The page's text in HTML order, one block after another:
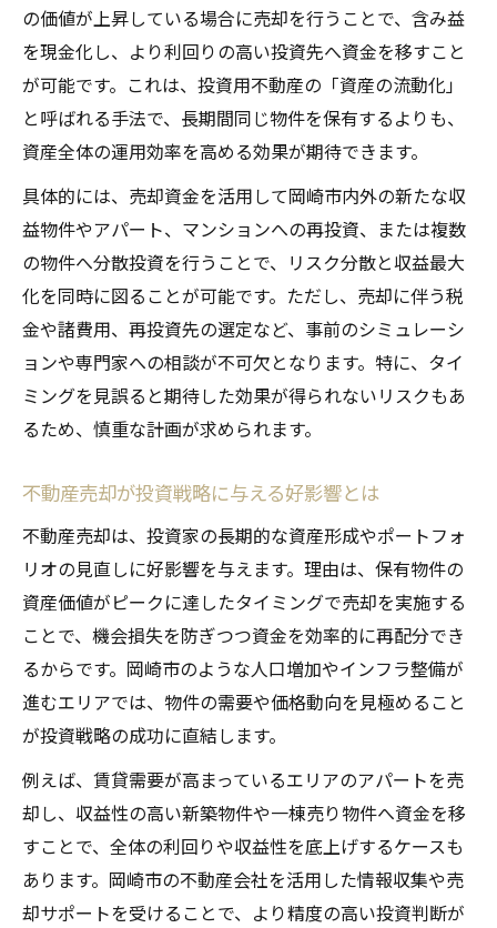
の価値が上昇している場合に売却を行うことで、含み益
を現金化し、より利回りの高い投資先へ資金を移すこと
が可能です。これは、投資用不動産の「資産の流動化」
と呼ばれる手法で、長期間同じ物件を保有するよりも、
資産全体の運用効率を高める効果が期待できます。
具体的には、売却資金を活用して岡崎市内外の新たな収
益物件やアパート、マンションへの再投資、または複数
の物件へ分散投資を行うことで、リスク分散と収益最大
化を同時に図ることが可能です。ただし、売却に伴う税
金や諸費用、再投資先の選定など、事前のシミュレーシ
ョンや専門家への相談が不可欠となります。特に、タイ
ミングを見誤ると期待した効果が得られないリスクもあ
るため、慎重な計画が求められます。
不動産売却が投資戦略に与える好影響とは
不動産売却は、投資家の長期的な資産形成やポートフォ
リオの見直しに好影響を与えます。理由は、保有物件の
資産価値がピークに達したタイミングで売却を実施する
ことで、機会損失を防ぎつつ資金を効率的に再配分でき
るからです。岡崎市のような人口増加やインフラ整備が
進むエリアでは、物件の需要や価格動向を見極めること
が投資戦略の成功に直結します。
例えば、賃貸需要が高まっているエリアのアパートを売
却し、収益性の高い新築物件や一棟売り物件へ資金を移
すことで、全体の利回りや収益性を底上げするケースも
あります。岡崎市の不動産会社を活用した情報収集や売
却サポートを受けることで、より精度の高い投資判断が